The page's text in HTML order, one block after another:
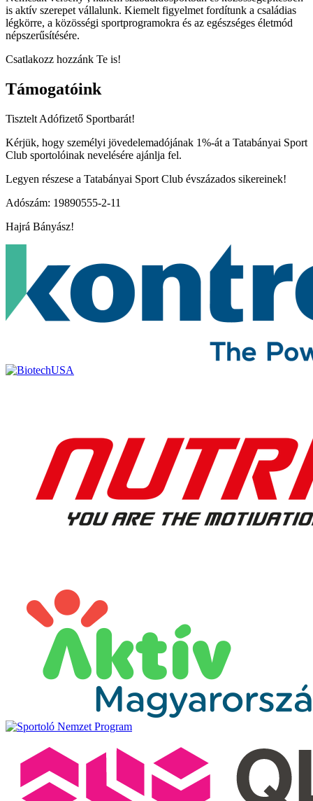
is aktív szerepet vállalunk. Kiemelt figyelmet fordítunk a családias
légkörre, a közösségi sportprogramokra és az egészséges életmód
népszerűsítésére.
Csatlakozz hozzánk Te is!
Támogatóink
Tisztelt Adófizető Sportbarát!
Kérjük, hogy személyi jövedelemadójának 1%-át a Tatabányai Sport
Club sportolóinak nevelésére ajánlja fel.
Legyen részese a Tatabányai Sport Club évszázados sikereinek!
Adószám: 19890555-2-11
Hajrá Bányász!